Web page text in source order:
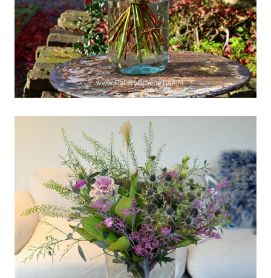
BTW-verhoging-
afgeblazen